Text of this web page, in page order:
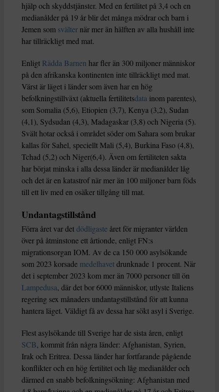
hjälp och skyddstjänster. Med en fertilitet på 3,4 och en
medianålder på 19 år blir det många mödrar och barn i
Jemen som svälter när mer än hälften av alla hushåll inte
har tillräckligt med mat.
Enligt Rädda Barnen har fler än 300 miljoner människor
på den afrikanska kontinenten inte tillräckligt med mat.
Värst är läget i länder som även har en hög
befolkningstillväxt (aktuella fertilitetsdata inom parentes),
som Somalia (5,6), Etiopien (3,7), Kenya (3,2), Sudan
(4,1), Sydsudan (4,3), Madagaskar (3,8) och Nigeria (5).
Svält hotar också i området söder om Sahara som brukar
kallas för Sahel, speciellt Mali (5,4), Burkina Faso (4,8),
Tchad (5,2) och Niger(6,4). Även om fertiliteten sakta
har börjat minska i alla dessa länder är medianålder låg
och det är en katastrof när mer än 100 miljoner barn föds
till ett liv med en osäker tillgång till mat.
Undantagstillstånd
Förra året var detdödligaste året för migranter världen
över på åtminstone ett årtionde, enligt FN:s
migrationsorgan IOM. Av de ca 150 000 asylsökande
som 2023 korsade medelhavetdrunknade 1 procent. När
det i september 2023 kom mer än 7000 personer till ön
Lampedusa, där det bor 6000 människor, utlyste Italiens
regering sex månaders undantagstillstånd för att kunna
hantera läget. Väldigt få av dessa har sökt asyl i Sverige.
Flest asylsökande till Sverige har de sista åren, enligt
SCB, kommit från några länder: Afghanistan, Syrien,
Irak och Eritrea. Dessa länder har fortfarande pågående
konflikter och en hög fertilitet och låg medianålder och
därmed en snabb befolkningsökning: Afghanistan med